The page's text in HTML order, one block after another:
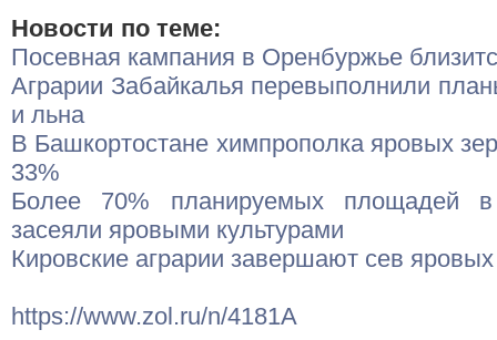
Новости по теме:
Посевная кампания в Оренбуржье
Аграрии Забайкалья перевыполнили
и льна
В Башкортостане химпрополка яровых
33%
Более 70% планируемых площадей
засеяли яровыми культурами
Кировские аграрии завершают сев яровых
https://www.zol.ru/n/4181A